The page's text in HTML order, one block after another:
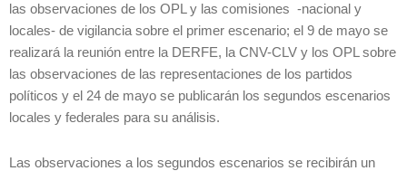
las observaciones de los OPL y las comisiones -nacional y
locales- de vigilancia sobre el primer escenario; el 9 de mayo se
realizará la reunión entre la DERFE, la CNV-CLV y los OPL sobre
las observaciones de las representaciones de los partidos
políticos y el 24 de mayo se publicarán los segundos escenarios
locales y federales para su análisis.
Las observaciones a los segundos escenarios se recibirán un